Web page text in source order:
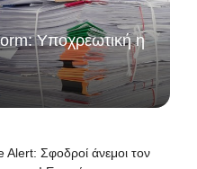
Υποχρεωτική η
Alert: Σφοδροί άνεμοι τον